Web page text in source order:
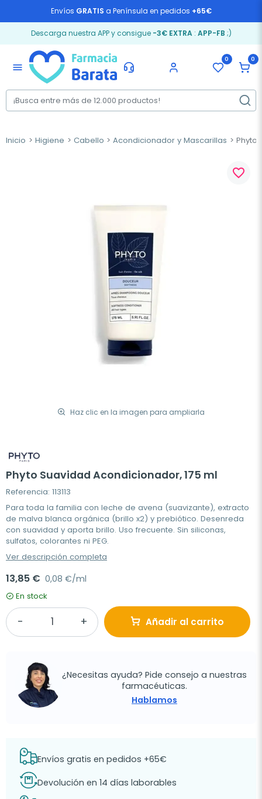
Envíos GRATIS a Península en pedidos +65€
Descarga nuestra APP y consigue -3€ EXTRA: APP-FB ;)
menu
0 0
Inicio Higiene Cabello Acondicionador y Mascarillas Phyto
Haz clic en la imagen para ampliarla
favorite_border
Phyto Suavidad Acondicionador, 175 ml
Referencia: 113113
Para toda la familia con leche de avena (suavizante), extracto
de malva blanca orgánica (brillo x2) y prebiótico. Desenreda
con suavidad y aporta brillo. Uso frecuente. Sin siliconas,
sulfatos, colorantes ni PEG.
Ver descripción completa
13,85 € 0,08 €/ml
En stock
Añadir al carrito
¿Necesitas ayuda? Pide consejo a nuestras
farmacéuticas.
Hablamos
Envíos gratis en pedidos +65€
Devolución en 14 días laborables